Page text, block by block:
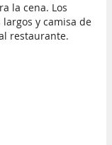
la cena. Los
y camisa de
restaurante.